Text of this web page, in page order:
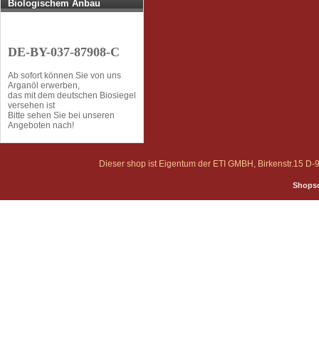
Biologischem Anbau
DE-BY-037-87908-C
Ab sofort können Sie von uns
Arganöl erwerben,
das mit dem deutschen Biosiegel
versehen ist
Bitte sehen Sie bei unseren
Angeboten nach!
Dieser shop ist Eigentum der ETI GMBH, Birkenstr.15